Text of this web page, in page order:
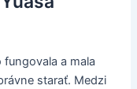
fungovala a mala
starať. Medzi